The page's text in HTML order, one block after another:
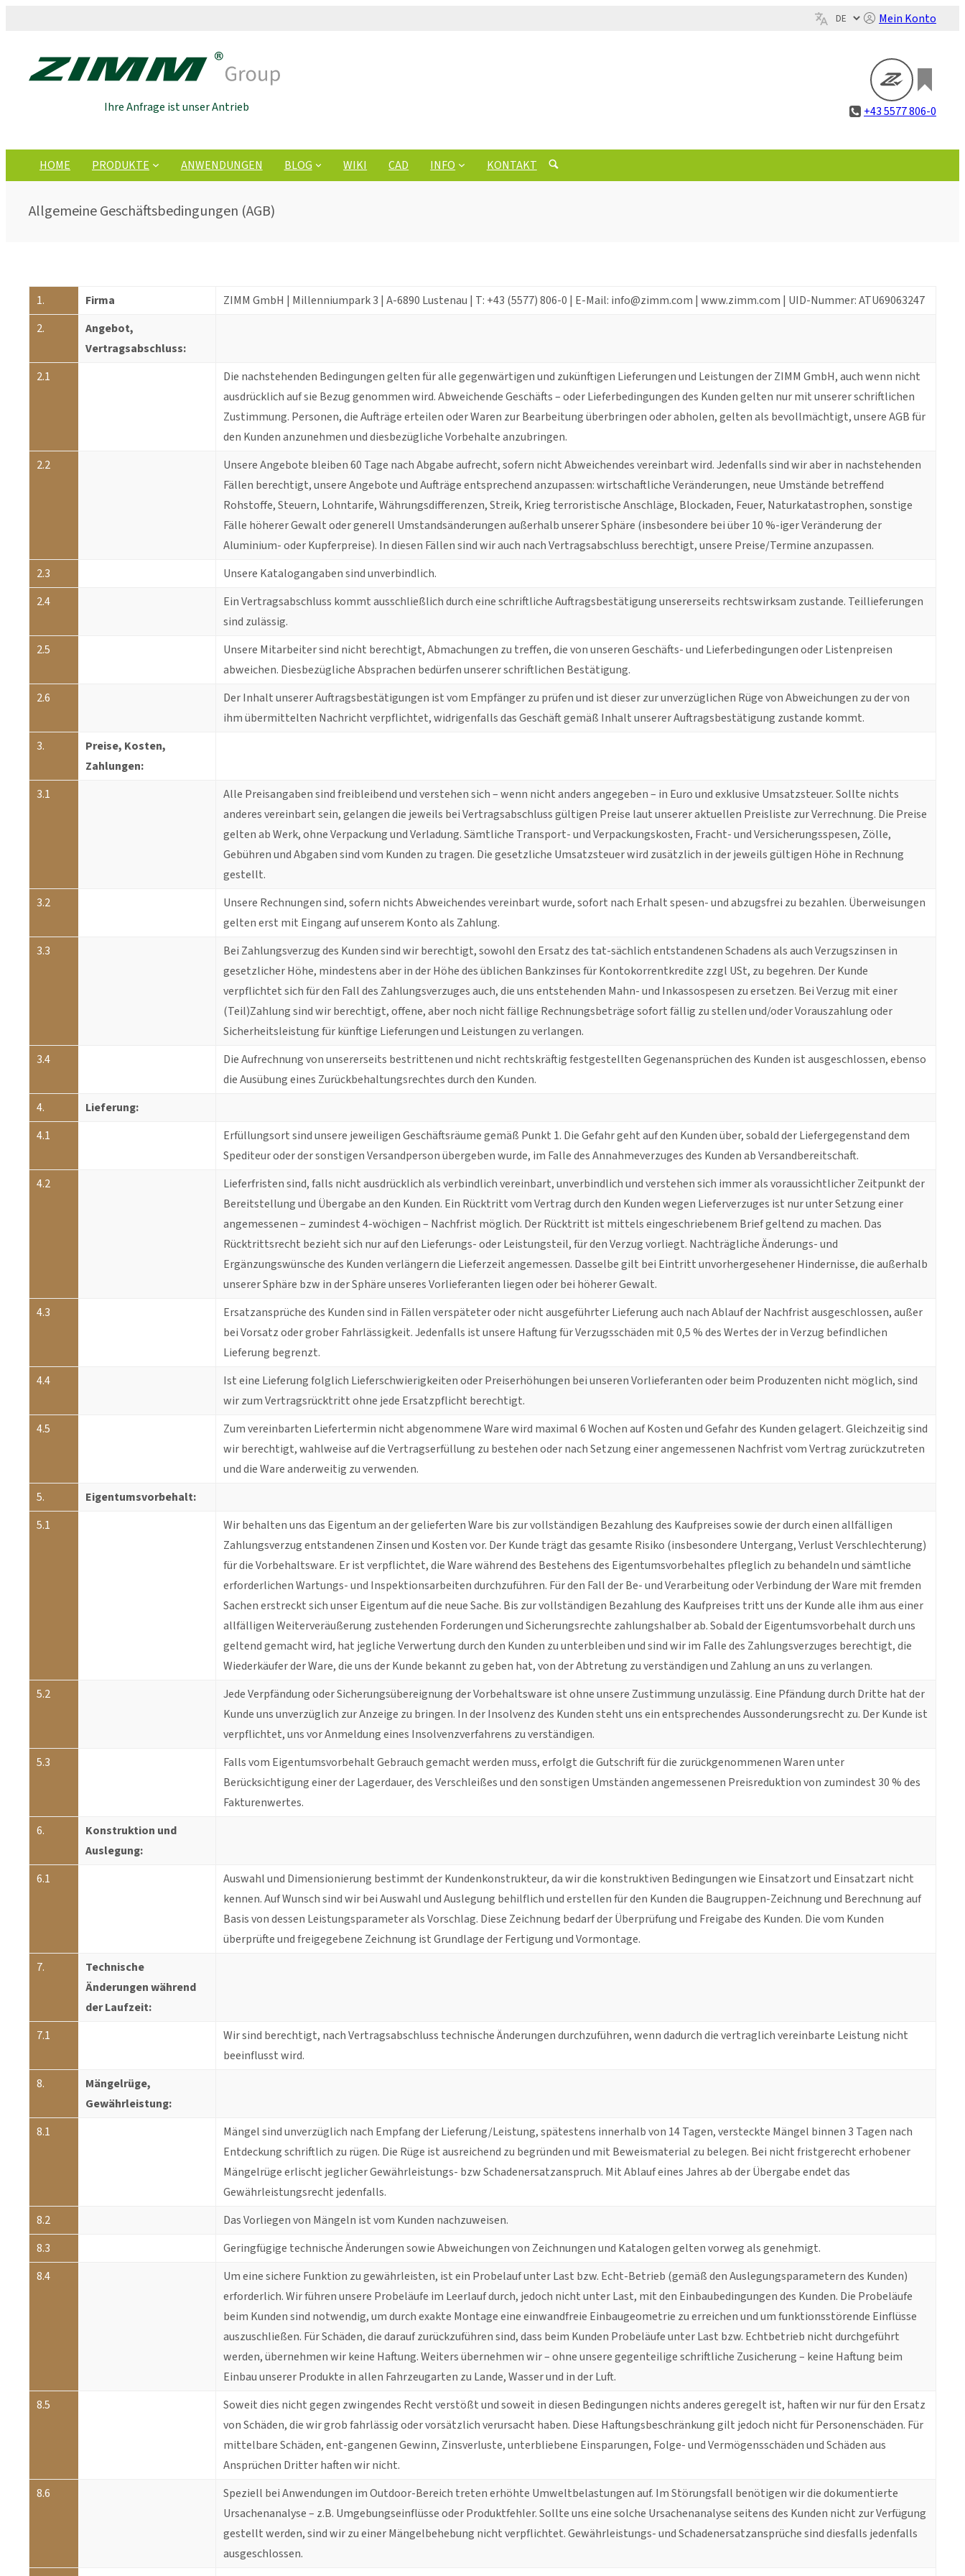
Mein Konto
Ihre Anfrage ist unser Antrieb +43 5577 806-0
HOME PRODUKTE ANWENDUNGEN BLOG WIKI CAD INFO KONTAKT
Allgemeine Geschäftsbedingungen (AGB)
1. Firma
ZIMM GmbH | Millenniumpark 3 | A-6890 Lustenau | T: +43 (5577) 806-0 | E-Mail: info@zimm.com | www.zimm.com | UID-Nummer: ATU69063247
2.
Angebot,
Vertragsabschluss:
2.1
Die nachstehenden Bedingungen gelten für alle gegenwärtigen und zukünftigen Lieferungen und Leistungen der ZIMM GmbH, auch wenn nicht
ausdrücklich auf sie Bezug genommen wird. Abweichende Geschäfts – oder Lieferbedingungen des Kunden gelten nur mit unserer schriftlichen
Zustimmung. Personen, die Aufträge erteilen oder Waren zur Bearbeitung überbringen oder abholen, gelten als bevollmächtigt, unsere AGB für
den Kunden anzunehmen und diesbezügliche Vorbehalte anzubringen.
2.2
Unsere Angebote bleiben 60 Tage nach Abgabe aufrecht, sofern nicht Abweichendes vereinbart wird. Jedenfalls sind wir aber in nachstehenden
Fällen berechtigt, unsere Angebote und Aufträge entsprechend anzupassen: wirtschaftliche Veränderungen, neue Umstände betreffend
Rohstoffe, Steuern, Lohntarife, Währungsdifferenzen, Streik, Krieg terroristische Anschläge, Blockaden, Feuer, Naturkatastrophen, sonstige
Fälle höherer Gewalt oder generell Umstandsänderungen außerhalb unserer Sphäre (insbesondere bei über 10 %-iger Veränderung der
Aluminium- oder Kupferpreise). In diesen Fällen sind wir auch nach Vertragsabschluss berechtigt, unsere Preise/Termine anzupassen.
2.3
Unsere Katalogangaben sind unverbindlich.
2.4
Ein Vertragsabschluss kommt ausschließlich durch eine schriftliche Auftragsbestätigung unsererseits rechtswirksam zustande. Teillieferungen
sind zulässig.
2.5
Unsere Mitarbeiter sind nicht berechtigt, Abmachungen zu treffen, die von unseren Geschäfts- und Lieferbedingungen oder Listenpreisen
abweichen. Diesbezügliche Absprachen bedürfen unserer schriftlichen Bestätigung.
2.6
Der Inhalt unserer Auftragsbestätigungen ist vom Empfänger zu prüfen und ist dieser zur unverzüglichen Rüge von Abweichungen zu der von
ihm übermittelten Nachricht verpflichtet, widrigenfalls das Geschäft gemäß Inhalt unserer Auftragsbestätigung zustande kommt.
3.
Preise, Kosten,
Zahlungen:
3.1
Alle Preisangaben sind freibleibend und verstehen sich – wenn nicht anders angegeben – in Euro und exklusive Umsatzsteuer. Sollte nichts
anderes vereinbart sein, gelangen die jeweils bei Vertragsabschluss gültigen Preise laut unserer aktuellen Preisliste zur Verrechnung. Die Preise
gelten ab Werk, ohne Verpackung und Verladung. Sämtliche Transport- und Verpackungskosten, Fracht- und Versicherungsspesen, Zölle,
Gebühren und Abgaben sind vom Kunden zu tragen. Die gesetzliche Umsatzsteuer wird zusätzlich in der jeweils gültigen Höhe in Rechnung
gestellt.
3.2
Unsere Rechnungen sind, sofern nichts Abweichendes vereinbart wurde, sofort nach Erhalt spesen- und abzugsfrei zu bezahlen. Überweisungen
gelten erst mit Eingang auf unserem Konto als Zahlung.
3.3
Bei Zahlungsverzug des Kunden sind wir berechtigt, sowohl den Ersatz des tat-sächlich entstandenen Schadens als auch Verzugszinsen in
gesetzlicher Höhe, mindestens aber in der Höhe des üblichen Bankzinses für Kontokorrentkredite zzgl USt, zu begehren. Der Kunde
verpflichtet sich für den Fall des Zahlungsverzuges auch, die uns entstehenden Mahn- und Inkassospesen zu ersetzen. Bei Verzug mit einer
(Teil)Zahlung sind wir berechtigt, offene, aber noch nicht fällige Rechnungsbeträge sofort fällig zu stellen und/oder Vorauszahlung oder
Sicherheitsleistung für künftige Lieferungen und Leistungen zu verlangen.
3.4
Die Aufrechnung von unsererseits bestrittenen und nicht rechtskräftig festgestellten Gegenansprüchen des Kunden ist ausgeschlossen, ebenso
die Ausübung eines Zurückbehaltungsrechtes durch den Kunden.
4.
Lieferung:
4.1
Erfüllungsort sind unsere jeweiligen Geschäftsräume gemäß Punkt 1. Die Gefahr geht auf den Kunden über, sobald der Liefergegenstand dem
Spediteur oder der sonstigen Versandperson übergeben wurde, im Falle des Annahmeverzuges des Kunden ab Versandbereitschaft.
4.2
Lieferfristen sind, falls nicht ausdrücklich als verbindlich vereinbart, unverbindlich und verstehen sich immer als voraussichtlicher Zeitpunkt der
Bereitstellung und Übergabe an den Kunden. Ein Rücktritt vom Vertrag durch den Kunden wegen Lieferverzuges ist nur unter Setzung einer
angemessenen – zumindest 4-wöchigen – Nachfrist möglich. Der Rücktritt ist mittels eingeschriebenem Brief geltend zu machen. Das
Rücktrittsrecht bezieht sich nur auf den Lieferungs- oder Leistungsteil, für den Verzug vorliegt. Nachträgliche Änderungs- und
Ergänzungswünsche des Kunden verlängern die Lieferzeit angemessen. Dasselbe gilt bei Eintritt unvorhergesehener Hindernisse, die außerhalb
unserer Sphäre bzw in der Sphäre unseres Vorlieferanten liegen oder bei höherer Gewalt.
4.3
Ersatzansprüche des Kunden sind in Fällen verspäteter oder nicht ausgeführter Lieferung auch nach Ablauf der Nachfrist ausgeschlossen, außer
bei Vorsatz oder grober Fahrlässigkeit. Jedenfalls ist unsere Haftung für Verzugsschäden mit 0,5 % des Wertes der in Verzug befindlichen
Lieferung begrenzt.
4.4
Ist eine Lieferung folglich Lieferschwierigkeiten oder Preiserhöhungen bei unseren Vorlieferanten oder beim Produzenten nicht möglich, sind
wir zum Vertragsrücktritt ohne jede Ersatzpflicht berechtigt.
4.5
Zum vereinbarten Liefertermin nicht abgenommene Ware wird maximal 6 Wochen auf Kosten und Gefahr des Kunden gelagert. Gleichzeitig sind
wir berechtigt, wahlweise auf die Vertragserfüllung zu bestehen oder nach Setzung einer angemessenen Nachfrist vom Vertrag zurückzutreten
und die Ware anderweitig zu verwenden.
5.
Eigentumsvorbehalt:
5.1
Wir behalten uns das Eigentum an der gelieferten Ware bis zur vollständigen Bezahlung des Kaufpreises sowie der durch einen allfälligen
Zahlungsverzug entstandenen Zinsen und Kosten vor. Der Kunde trägt das gesamte Risiko (insbesondere Untergang, Verlust Verschlechterung)
für die Vorbehaltsware. Er ist verpflichtet, die Ware während des Bestehens des Eigentumsvorbehaltes pfleglich zu behandeln und sämtliche
erforderlichen Wartungs- und Inspektionsarbeiten durchzuführen. Für den Fall der Be- und Verarbeitung oder Verbindung der Ware mit fremden
Sachen erstreckt sich unser Eigentum auf die neue Sache. Bis zur vollständigen Bezahlung des Kaufpreises tritt uns der Kunde alle ihm aus einer
allfälligen Weiterveräußerung zustehenden Forderungen und Sicherungsrechte zahlungshalber ab. Sobald der Eigentumsvorbehalt durch uns
geltend gemacht wird, hat jegliche Verwertung durch den Kunden zu unterbleiben und sind wir im Falle des Zahlungsverzuges berechtigt, die
Wiederkäufer der Ware, die uns der Kunde bekannt zu geben hat, von der Abtretung zu verständigen und Zahlung an uns zu verlangen.
5.2
Jede Verpfändung oder Sicherungsübereignung der Vorbehaltsware ist ohne unsere Zustimmung unzulässig. Eine Pfändung durch Dritte hat der
Kunde uns unverzüglich zur Anzeige zu bringen. In der Insolvenz des Kunden steht uns ein entsprechendes Aussonderungsrecht zu. Der Kunde ist
verpflichtet, uns vor Anmeldung eines Insolvenzverfahrens zu verständigen.
5.3
Falls vom Eigentumsvorbehalt Gebrauch gemacht werden muss, erfolgt die Gutschrift für die zurückgenommenen Waren unter
Berücksichtigung einer der Lagerdauer, des Verschleißes und den sonstigen Umständen angemessenen Preisreduktion von zumindest 30 % des
Fakturenwertes.
6.
Konstruktion und
Auslegung:
6.1
Auswahl und Dimensionierung bestimmt der Kundenkonstrukteur, da wir die konstruktiven Bedingungen wie Einsatzort und Einsatzart nicht
kennen. Auf Wunsch sind wir bei Auswahl und Auslegung behilflich und erstellen für den Kunden die Baugruppen-Zeichnung und Berechnung auf
Basis von dessen Leistungsparameter als Vorschlag. Diese Zeichnung bedarf der Überprüfung und Freigabe des Kunden. Die vom Kunden
überprüfte und freigegebene Zeichnung ist Grundlage der Fertigung und Vormontage.
7.
Technische
Änderungen während
der Laufzeit:
7.1
Wir sind berechtigt, nach Vertragsabschluss technische Änderungen durchzuführen, wenn dadurch die vertraglich vereinbarte Leistung nicht
beeinflusst wird.
8.
Mängelrüge,
Gewährleistung:
8.1
Mängel sind unverzüglich nach Empfang der Lieferung/Leistung, spätestens innerhalb von 14 Tagen, versteckte Mängel binnen 3 Tagen nach
Entdeckung schriftlich zu rügen. Die Rüge ist ausreichend zu begründen und mit Beweismaterial zu belegen. Bei nicht fristgerecht erhobener
Mängelrüge erlischt jeglicher Gewährleistungs- bzw Schadenersatzanspruch. Mit Ablauf eines Jahres ab der Übergabe endet das
Gewährleistungsrecht jedenfalls.
8.2
Das Vorliegen von Mängeln ist vom Kunden nachzuweisen.
8.3
Geringfügige technische Änderungen sowie Abweichungen von Zeichnungen und Katalogen gelten vorweg als genehmigt.
8.4
Um eine sichere Funktion zu gewährleisten, ist ein Probelauf unter Last bzw. Echt-Betrieb (gemäß den Auslegungsparametern des Kunden)
erforderlich. Wir führen unsere Probeläufe im Leerlauf durch, jedoch nicht unter Last, mit den Einbaubedingungen des Kunden. Die Probeläufe
beim Kunden sind notwendig, um durch exakte Montage eine einwandfreie Einbaugeometrie zu erreichen und um funktionsstörende Einflüsse
auszuschließen. Für Schäden, die darauf zurückzuführen sind, dass beim Kunden Probeläufe unter Last bzw. Echtbetrieb nicht durchgeführt
werden, übernehmen wir keine Haftung. Weiters übernehmen wir – ohne unsere gegenteilige schriftliche Zusicherung – keine Haftung beim
Einbau unserer Produkte in allen Fahrzeugarten zu Lande, Wasser und in der Luft.
8.5
Soweit dies nicht gegen zwingendes Recht verstößt und soweit in diesen Bedingungen nichts anderes geregelt ist, haften wir nur für den Ersatz
von Schäden, die wir grob fahrlässig oder vorsätzlich verursacht haben. Diese Haftungsbeschränkung gilt jedoch nicht für Personenschäden. Für
mittelbare Schäden, ent-gangenen Gewinn, Zinsverluste, unterbliebene Einsparungen, Folge- und Vermögensschäden und Schäden aus
Ansprüchen Dritter haften wir nicht.
8.6
Speziell bei Anwendungen im Outdoor-Bereich treten erhöhte Umweltbelastungen auf. Im Störungsfall benötigen wir die dokumentierte
Ursachenanalyse – z.B. Umgebungseinflüsse oder Produktfehler. Sollte uns eine solche Ursachenanalyse seitens des Kunden nicht zur Verfügung
gestellt werden, sind wir zu einer Mängelbehebung nicht verpflichtet. Gewährleistungs- und Schadenersatzansprüche sind diesfalls jedenfalls
ausgeschlossen.